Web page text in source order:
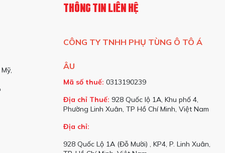
định khi xe vận hành. Hệ thống này thường bao gồm hai thành
dụng trên xe khách:
thiểu chấn động từ mặt đường. Điểm đặc biệt của giảm chấn
kiện đường khác nhau. Điều này mang lại sự thoải mái tối đa
chấn vượt trội. Loại giảm chấn này thường được trang bị trên các
khí nén và dầu, giảm chấn khí nén không chỉ mang lại cảm giác
THÔNG TIN LIÊN HỆ
CÔNG TY TNHH PHỤ TÙNG Ô TÔ Á
ÂU
Mã số thuế: 0313190239
Địa chỉ Thuế: 928 Quốc lộ 1A, Khu phố 4,
Phường Linh Xuân, TP Hồ Chí Minh, Việt Nam
Địa chỉ:
928 Quốc Lộ 1A (Đỗ Mười) , KP4, P. Linh Xuân,